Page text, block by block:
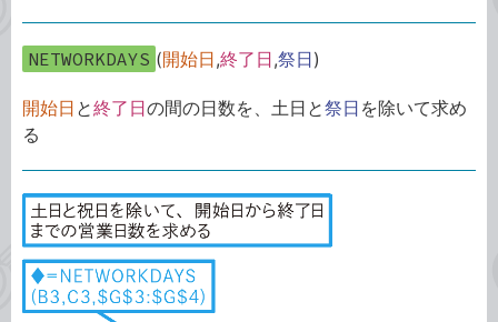
NETWORKDAYS (開始日,終了日,祭日)
開始日 と終了日の間の日数を、土日と祭日 を除いて求め
る